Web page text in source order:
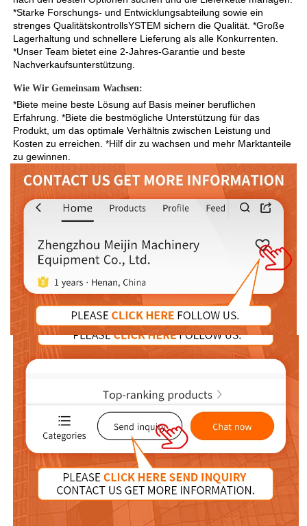
*Starke Forschungs- und Entwicklungsabteilung sowie ein
strenges QualitätskontrollsYSTEM sichern die Qualität. *Große
Lagerhaltung und schnellere Lieferung als alle Konkurrenten.
*Unser Team bietet eine 2-Jahres-Garantie und beste
Nachverkaufsunterstützung.
Wie Wir Gemeinsam Wachsen:
*Biete meine beste Lösung auf Basis meiner beruflichen
Erfahrung. *Biete die bestmögliche Unterstützung für das
Produkt, um das optimale Verhältnis zwischen Leistung und
Kosten zu erreichen. *Hilf dir zu wachsen und mehr Marktanteile
zu gewinnen.